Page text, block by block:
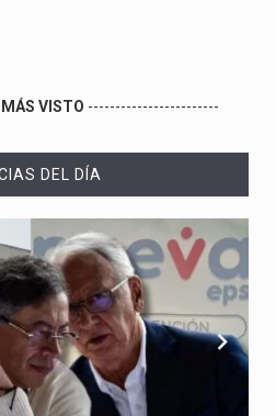
MÁS VISTO ------------------------
DEL DÍA